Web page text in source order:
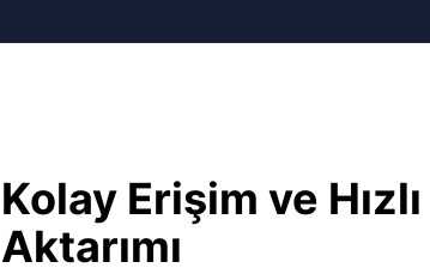
Kolay Erişim ve
Aktarımı